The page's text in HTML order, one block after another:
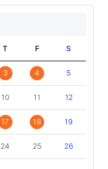
T F S
3 4 5
10 11 12
17 18 19
24 25 26